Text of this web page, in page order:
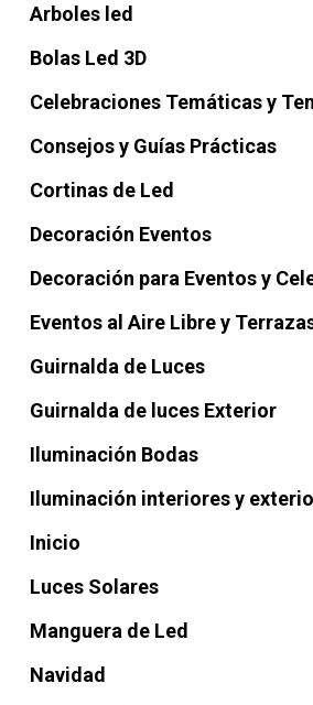
Arboles led
Bolas Led 3D
Celebraciones Temáticas y
Consejos y Guías Prácticas
Cortinas de Led
Decoración Eventos
Decoración para Eventos y
Eventos al Aire Libre y
Guirnalda de Luces
Guirnalda de luces Exterior
Iluminación Bodas
Iluminación interiores y
Inicio
Luces Solares
Manguera de Led
Navidad